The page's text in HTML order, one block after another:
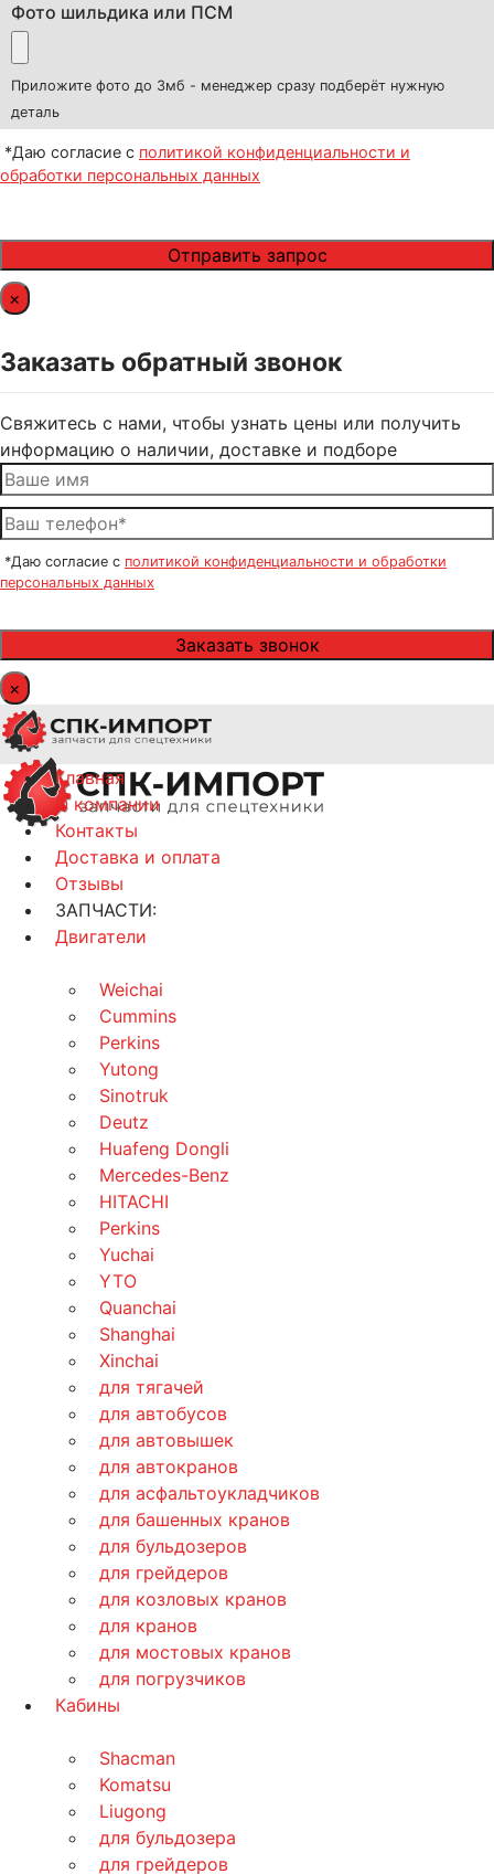
Фото шильдика или ПСМ
Приложите фото до 3мб - менеджер сразу подберёт нужную
деталь
*Даю согласие с политикой конфиденциальности и
обработки персональных данных
×
Заказать обратный звонок
Свяжитесь с нами, чтобы узнать цены или получить
информацию о наличии, доставке и подборе
*Даю согласие с политикой конфиденциальности и обработки
персональных данных
×
Главная
О компании
Контакты
Доставка и оплата
Отзывы
ЗАПЧАСТИ:
Двигатели
Weichai
Cummins
Perkins
Yutong
Sinotruk
Deutz
Huafeng Dongli
Mercedes-Benz
HITACHI
Perkins
Yuchai
YTO
Quanchai
Shanghai
Xinchai
для тягачей
для автобусов
для автовышек
для автокранов
для асфальтоукладчиков
для башенных кранов
для бульдозеров
для грейдеров
для козловых кранов
для кранов
для мостовых кранов
для погрузчиков
Кабины
Shacman
Komatsu
Liugong
для бульдозера
для грейдеров